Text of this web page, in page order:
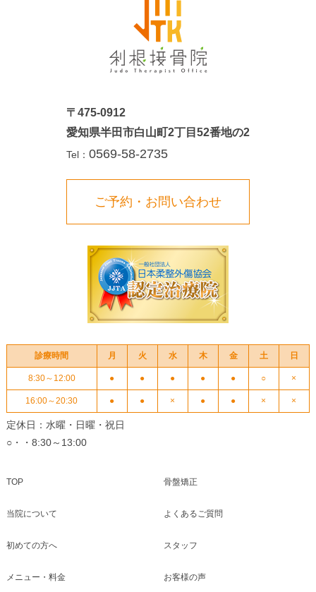
〒475-0912
愛知県半田市白山町2丁目52番地の2
Tel： 0569-58-2735
ご予約・お問い合わせ
診療時間 月 火 水 木 金 土 日
8:30～12:00 ● ● ● ● ● ○ ×
16:00～20:30 ● ● × ● ● × ×
定休日：水曜・日曜・祝日
○・・8:30～13:00
TOP
当院について
初めての方へ
メニュー・料金
骨盤矯正
よくあるご質問
スタッフ
お客様の声